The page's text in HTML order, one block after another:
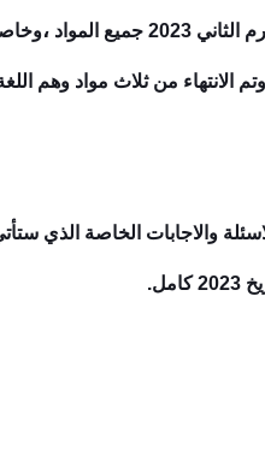
الثاني ،
وتم الانتهاء من ثلاث مواد وهم
والاجابات الخاصة الذي